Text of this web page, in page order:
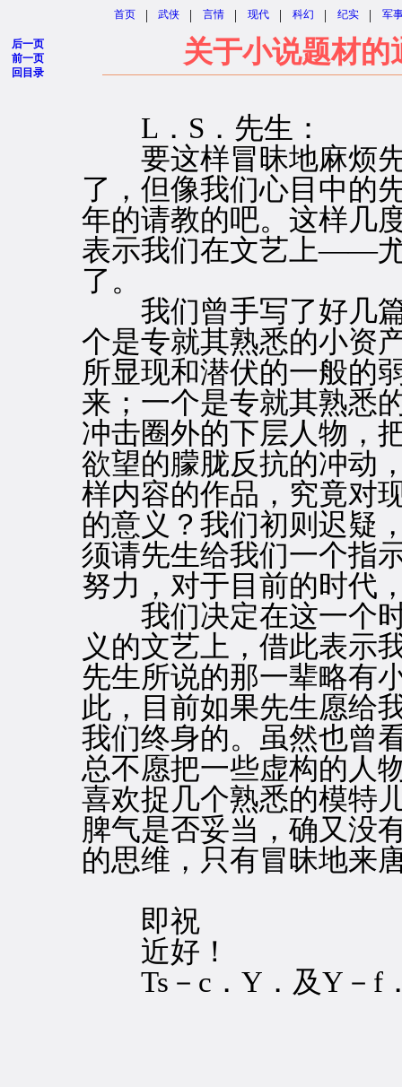
首页 | 武侠 | 言情 | 现代 | 科幻 | 纪实 | 军
后一页
前一页
回目录
关于小说题材
L．S．先生：
要这样冒昧地麻烦先
了，但像我们心目中的
年的请教的吧。这样几
表示我们在文艺上——
了。
我们曾手写了好几篇
个是专就其熟悉的小资
所显现和潜伏的一般的
来；一个是专就其熟
冲击圈外的下层人物，
欲望的朦胧反抗的冲
样内容的作品，究竟对
的意义？我们初则迟疑
须请先生给我们一个指
努力，对于目前的时代
我们决定在这一个时
义的文艺上，借此表示
先生所说的那一辈略有
此，目前如果先生愿给
我们终身的。虽然也曾
总不愿把一些虚构的人
喜欢捉几个熟悉的模
脾气是否妥当，确又没
的思维，只有冒昧地来
即祝
近好！
Ts－c．Y．及Y－f